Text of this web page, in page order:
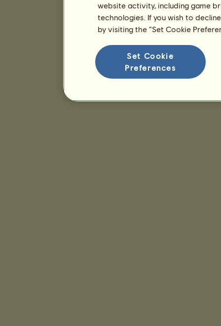
website activity, including game
technologies. If you wish to
by visiting the “Set Cookie
Set Cookie
Preferences